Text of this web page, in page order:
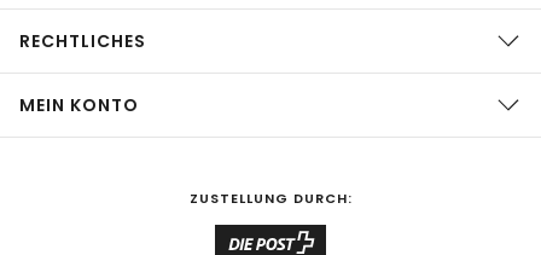
RECHTLICHES
MEIN KONTO
ZUSTELLUNG DURCH: